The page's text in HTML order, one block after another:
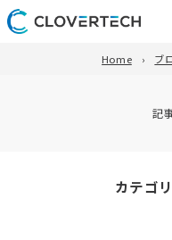
Home ブ
記
カテゴ